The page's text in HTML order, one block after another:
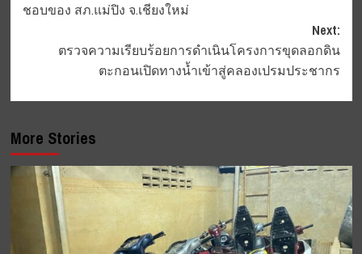
ชอบของ สภ.แม่ปิง จ.เชียงใหม่
Next:
ตรวจความเรียบร้อยการดำเนินโครงการขุดลอกดิน
ตะกอนเปิดทางน้ำเข้าสู่คลองเปรมประชากร
More Stories